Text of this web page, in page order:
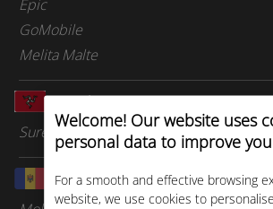
Welcome! Our website uses
personal data to improve
For a smooth and effective browsing
website, we use cookies to
Epic
GoMobile
Melita Malte
マン島
Sure Telecom
モルドバ